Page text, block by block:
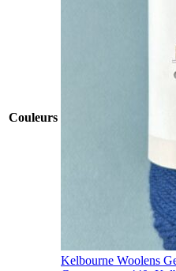
Couleurs
Kelbourne Woolens